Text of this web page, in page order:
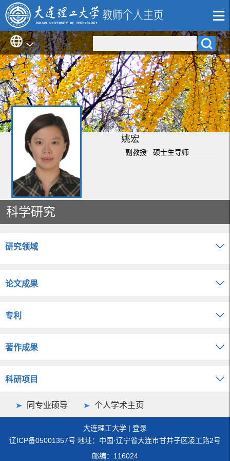
姚宏
副教授 硕士生导师
科学研究
研究领域
论文成果
专利
著作成果
科研项目
同专业硕导 个人学术主页
大连理工大学 | 登录
辽ICP备05001357号 地址：中国·辽宁省大连市甘井子区凌工路2号
邮编：116024